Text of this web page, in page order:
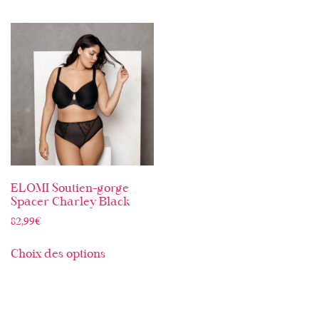
ELOMI Soutien-gorge
Spacer Charley Black
82,99€
Choix des options